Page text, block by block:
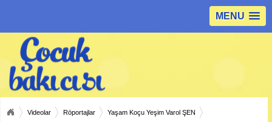
MENU
Videolar Röportajlar Yaşam Koçu Yeşim Varol ŞEN